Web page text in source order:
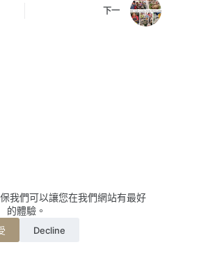
我們可以讓您在我們網站有最好
的體驗。
Decline
下一